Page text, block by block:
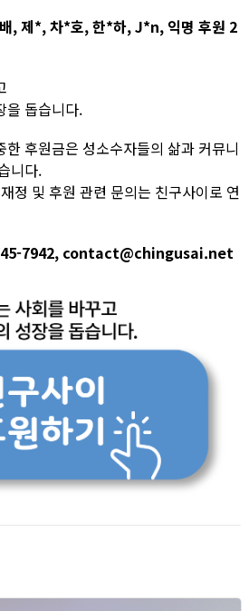
, 제*, 차*호, 한*하, J*n, 익명 후원 2
을 돕습니다.
후원금은 성소수자들의 삶과 커뮤니
니다.
정 및 후원 관련 문의는 친구사이로 연
7942, contact@chingusai.net